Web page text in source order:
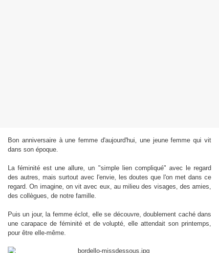
Bon anniversaire à une femme d'aujourd'hui, une jeune femme qui vit
dans son époque.
La féminité est une allure, un "simple lien compliqué" avec le regard
des autres, mais surtout avec l'envie, les doutes que l'on met dans ce
regard. On imagine, on vit avec eux, au milieu des visages, des amies,
des collègues, de notre famille.
Puis un jour, la femme éclot, elle se découvre, doublement caché dans
une carapace de féminité et de volupté, elle attendait son printemps,
pour être elle-même.